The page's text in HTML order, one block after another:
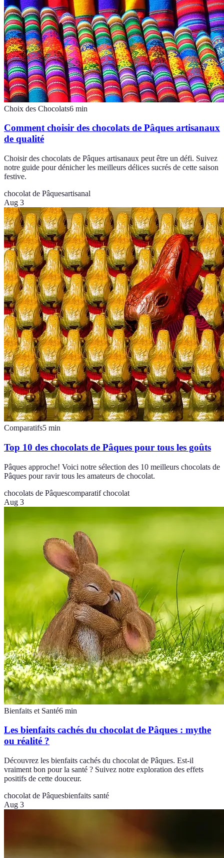
Choix des Chocolats6 min
Comment choisir des chocolats de Pâques artisanaux
de qualité
Choisir des chocolats de Pâques artisanaux peut être un défi. Suivez
notre guide pour dénicher les meilleurs délices sucrés de cette saison
festive.
chocolat de Pâquesartisanal
Aug 3
Comparatifs5 min
Top 10 des chocolats de Pâques pour tous les goûts
Pâques approche! Voici notre sélection des 10 meilleurs chocolats de
Pâques pour ravir tous les amateurs de chocolat.
chocolats de Pâquescomparatif chocolat
Aug 3
Bienfaits et Santé6 min
Les bienfaits cachés du chocolat de Pâques : mythe
ou réalité ?
Découvrez les bienfaits cachés du chocolat de Pâques. Est-il
vraiment bon pour la santé ? Suivez notre exploration des effets
positifs de cette douceur.
chocolat de Pâquesbienfaits santé
Aug 3